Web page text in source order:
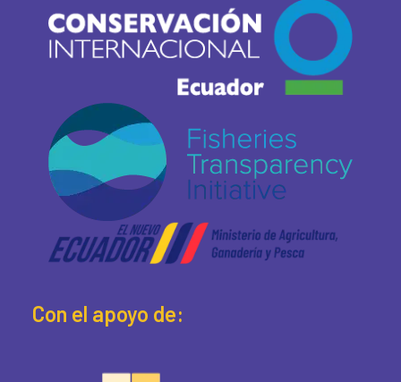
Con el apoyo de: